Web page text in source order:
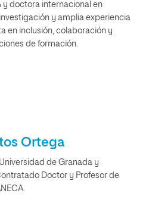
y doctora internacional en
y amplia experiencia
en inclusión, colaboración y
de formación.
Ortega
de Granada y
Doctor y Profesor de